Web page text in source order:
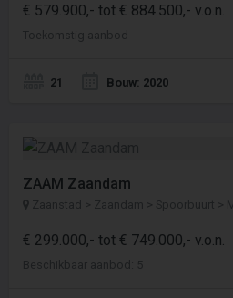
€ 579.900,- tot € 884.500,- v.o.n.
Toekomstig aanbod
21 Bouw: 2020
ZAAM Zaandam
Zaanstad > Zaandam > Spoorbuurt >
€ 299.000,- tot € 749.000,- v.o.n.
Beschikbaar aanbod: 5